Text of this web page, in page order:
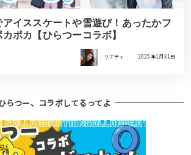
イススケートや雪遊び！あったかフ
ポカ【ひらつーコラボ】
リナティ 2025年1月31日
らつー、コラボしてるってよ